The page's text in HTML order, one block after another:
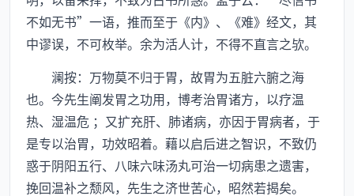
不如无书”一语，推而至于《内》、《难》经文，其
中谬误，不可枚举。余为活人计，不得不直言之欤。
澜按：万物莫不归于胃，故胃为五脏六腑之海
也。今先生阐发胃之功用，博考治胃诸方，以疗温
热、湿温危 ；又扩充肝、肺诸病，亦因于胃病者，于
是专以治胃，功效昭着。藉以启后进之智识，不致仍
惑于阴阳五行、八味六味汤丸可治一切病患之遗害，
挽回温补之颓风，先生之济世苦心，昭然若揭矣。